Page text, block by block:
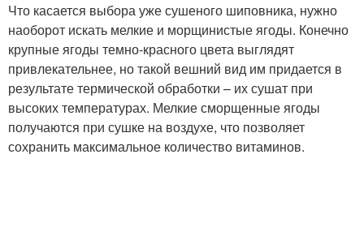
Что касается выбора уже сушеного шиповника, нужно
наоборот искать мелкие и морщинистые ягоды. Конечно
крупные ягоды темно-красного цвета выглядят
привлекательнее, но такой вешний вид им придается в
результате термической обработки – их сушат при
высоких температурах. Мелкие сморщенные ягоды
получаются при сушке на воздухе, что позволяет
сохранить максимальное количество витаминов.